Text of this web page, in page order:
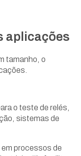
aplicações
tamanho, o
o teste de relés,
sistemas de
processos de